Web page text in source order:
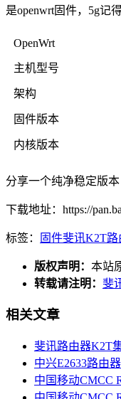
是openwrt固件，5g记
OpenWrt
主机型号
架构
固件版本
内核版本
分享一个纯净稳定版本
下载地址：https://
标签： 固件斐讯K2T路
版权声明： 本站
转载请注明： 斐
相关文章
斐讯路由器K2T
中兴E2633路由
中国移动CMCC